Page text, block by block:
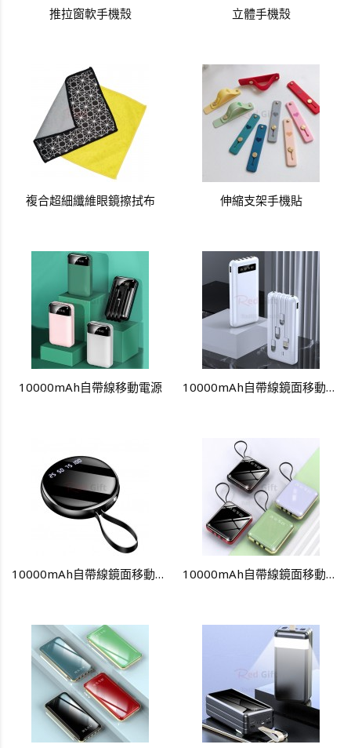
推拉窗軟手機殼 立體手機殼
複合超細纖維眼鏡擦拭布 伸縮支架手機貼
10000mAh自帶線移動電源 10000mAh自帶線鏡面移動電源
10000mAh自帶線鏡面移動電源 10000mAh自帶線鏡面移動電源